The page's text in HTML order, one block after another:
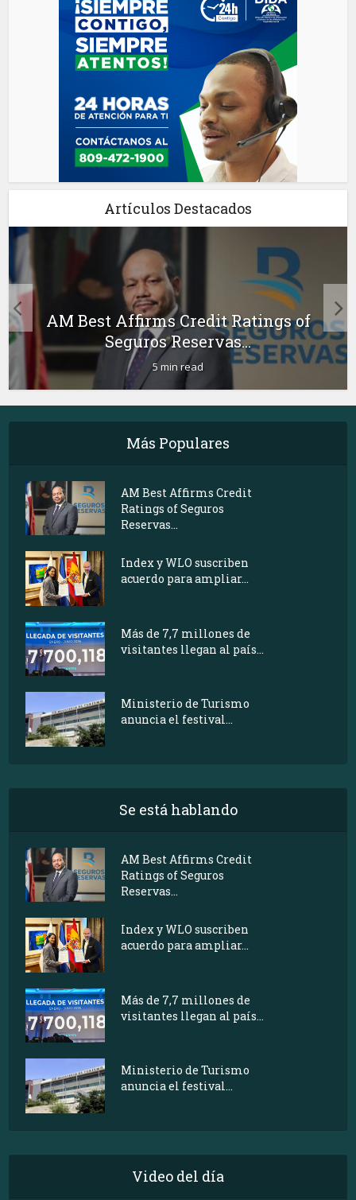
Artículos Destacados
AM Best Affirms Credit Ratings of
Seguros Reservas...
5 min read
Más Populares
AM Best Affirms Credit
Ratings of Seguros
Reservas...
Index y WLO suscriben
acuerdo para ampliar...
Más de 7,7 millones de
visitantes llegan al país...
Ministerio de Turismo
anuncia el festival...
Se está hablando
AM Best Affirms Credit
Ratings of Seguros
Reservas...
Index y WLO suscriben
acuerdo para ampliar...
Más de 7,7 millones de
visitantes llegan al país...
Ministerio de Turismo
anuncia el festival...
Video del día